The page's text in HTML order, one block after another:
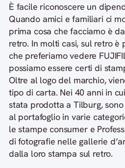
È facile riconoscere un
Quando amici e familiari ci
prima cosa che facciamo è
retro. In molti casi, sul retro è
che preferiamo vedere
possiamo essere certi di
Oltre al logo del marchio,
tipo di carta. Nei 40 anni in
stata prodotta a Tilburg,
al portafoglio in varie
le stampe consumer e
di fotografie nelle gallerie
dalla loro stampa sul retro.